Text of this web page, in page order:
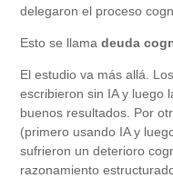
delegaron el proceso
Esto se llamadeuda
El estudio va más allá.
escribieron sin IA y luego
buenos resultados. Por
(primero usando IA y
sufrieron un deterioro
razonamiento